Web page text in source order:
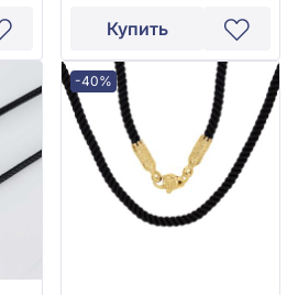
Купить
-40%